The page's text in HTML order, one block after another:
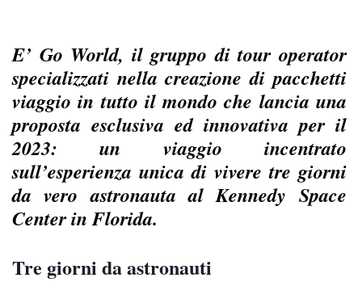
E’ Go World, il gruppo di tour operator
specializzati nella creazione di pacchetti
viaggio in tutto il mondo che lancia una
proposta esclusiva ed innovativa per il
2023: un viaggio incentrato
sull’esperienza unica di vivere tre giorni
da vero astronauta al Kennedy Space
Center in Florida.
Tre giorni da astronauti